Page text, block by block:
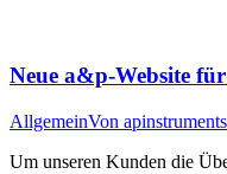
Neue a&p-Website
AllgemeinVon apinstruments
Um unseren Kunden die